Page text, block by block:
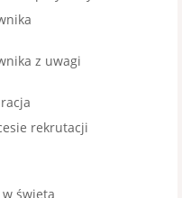
z uwagi
rekrutacji
święta